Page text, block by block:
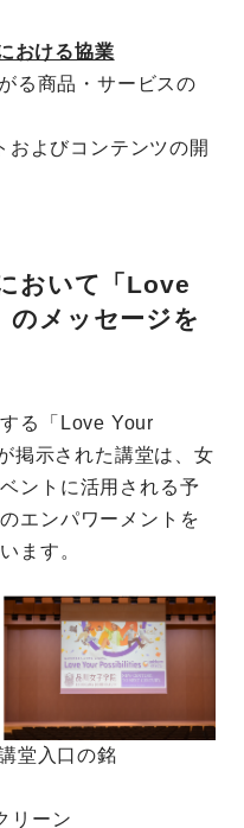
おける協業
る商品・サービスの
およびコンテンツの開
おいて「Love
メッセージを
る「Love Your
掲示された講堂は、女
ントに活用される予
エンパワーメントを
ます。
銘
ーン